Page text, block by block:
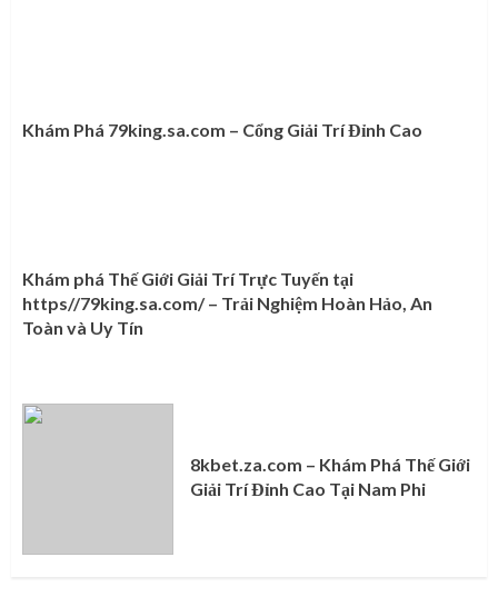
Khám Phá 79king.sa.com – Cổng Giải Trí Đỉnh Cao
Khám phá Thế Giới Giải Trí Trực Tuyến tại
https//79king.sa.com/ – Trải Nghiệm Hoàn Hảo, An
Toàn và Uy Tín
8kbet.za.com – Khám Phá Thế Giới
Giải Trí Đỉnh Cao Tại Nam Phi